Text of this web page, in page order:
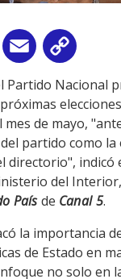
WhatsApp
Email
Link
Partido Nacional
elecciones
de mayo,
partido como la
directorio", indicó
del
Paísde Canal 5.
la importancia
de Estado en
no solo en